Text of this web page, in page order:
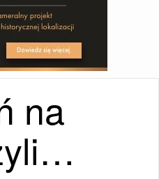
na